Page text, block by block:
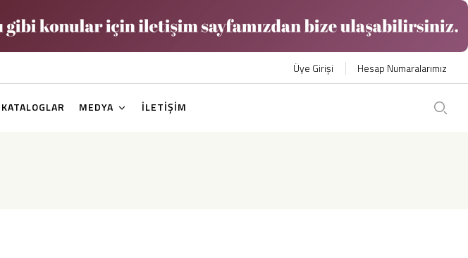
Üye Girişi Hesap Numaralarımız
KATALOGLAR MEDYA İLETİŞİM